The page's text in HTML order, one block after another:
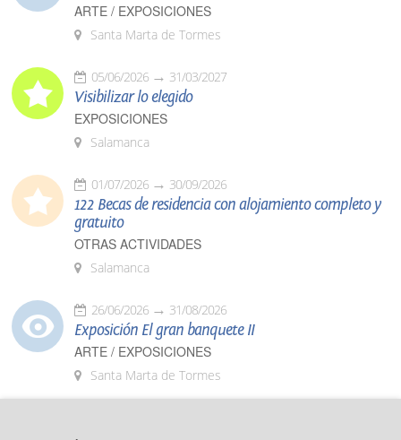
ARTE / EXPOSICIONES
Santa Marta de Tormes
05/06/2026 31/03/2027
Visibilizar lo elegido
EXPOSICIONES
Salamanca
01/07/2026 30/09/2026
122 Becas de residencia con alojamiento completo y
gratuito
OTRAS ACTIVIDADES
Salamanca
26/06/2026 31/08/2026
Exposición El gran banquete II
ARTE / EXPOSICIONES
Santa Marta de Tormes